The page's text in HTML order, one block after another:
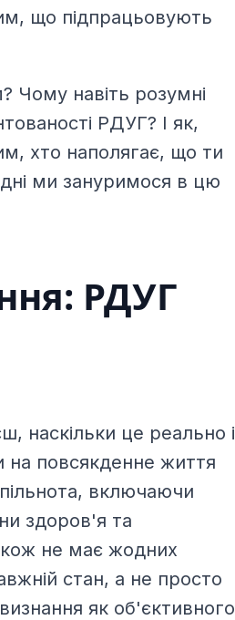
що підпрацьовують
Чому навіть розумні
РДУГ? І як,
хто наполягає, що ти
ми зануримося в цю
РДУГ
наскільки це реально і
повсякденне життя
включаючи
здоров'я та
не має жодних
стан, а не просто
як об'єктивного